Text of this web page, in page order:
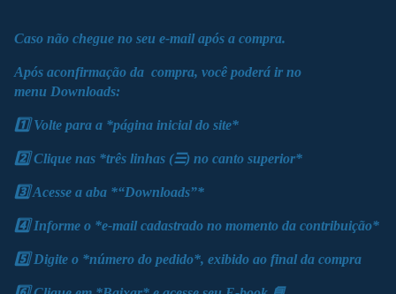
Caso não chegue no seu e-mail após a compra.
Após aconfirmação da compra, você poderá ir no
menu Downloads:
1️⃣ Volte para a *página inicial do site*
2️⃣ Clique nas *três linhas (☰) no canto superior*
3️⃣ Acesse a aba *“Downloads”*
4️⃣ Informe o *e-mail cadastrado no momento da contribuição*
5️⃣ Digite o *número do pedido*, exibido ao final da compra